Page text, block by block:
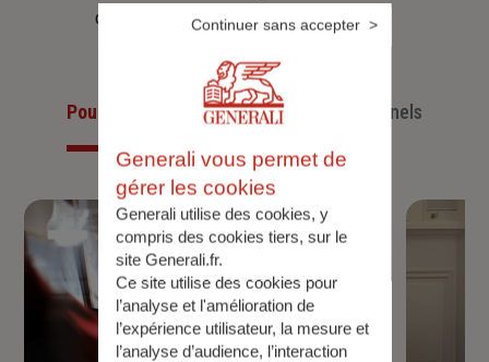
d’aujourd’hui et anticiper ceux de demain.
Pour les particuliersPour les professionnels
Generali vous permet de
gérer les cookies
Generali utilise des cookies, y
compris des cookies tiers, sur le
site Generali.fr.
Ce site utilise des cookies pour
l’analyse et l'amélioration de
l’expérience utilisateur, la mesure et
l’analyse d’audience, l’interaction
Continuer sans accepter